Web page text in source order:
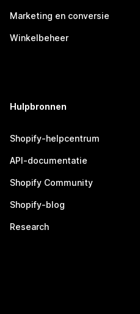
Marketing en conversie
Winkelbeheer
Hulpbronnen
Shopify-helpcentrum
API-documentatie
Shopify Community
Shopify-blog
Research